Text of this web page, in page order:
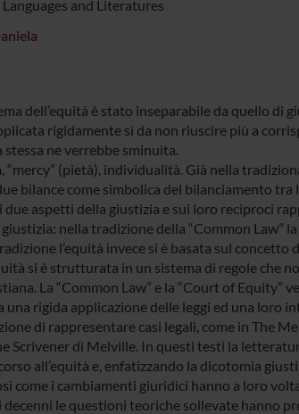
and Literatures
dell’equità è stato inseparabile da quello di
rigidamente sì da non riuscire più a
ne verrebbe sminuita.
(pietà), individualità. Già nella
bilance come simbolica del bilanciamento tra
due aspetti della giustizia e sui loro reciproci
nella tradizione della “Common Law”
l’equità invece si è basata sul concetto
si è strutturata in un sistema di regole che
La “Common Law” e la “Court of Equity”
rigida applicazione delle leggi ed una loro
di rappresentare casi legali, come in The
Scrivener di Melville. In questi testi la
all’equità e, enfatizzando la dicotomia
come i cambiamenti giuridici hanno a loro
le questioni teoriche sollevate hanno